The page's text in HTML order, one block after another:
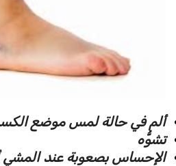
ألم في حالة لمس موضع الكسر
تشوُّه
الإحساس بصعوبة عند المشي